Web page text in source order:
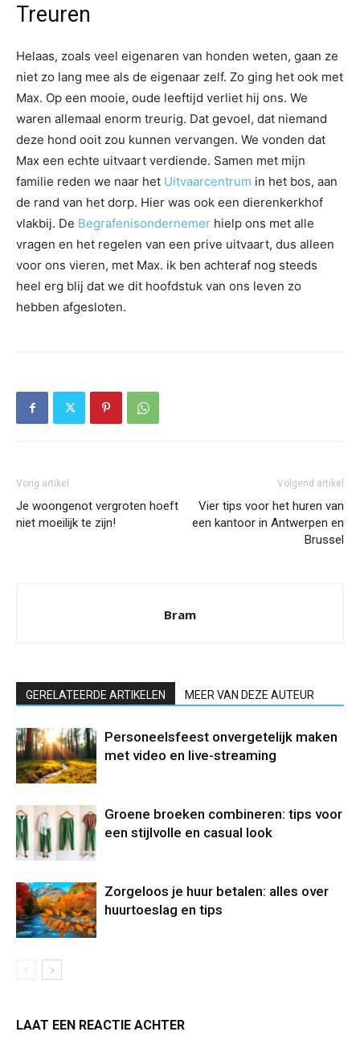
Treuren
Helaas, zoals veel eigenaren van honden weten, gaan ze
niet zo lang mee als de eigenaar zelf. Zo ging het ook met
Max. Op een mooie, oude leeftijd verliet hij ons. We
waren allemaal enorm treurig. Dat gevoel, dat niemand
deze hond ooit zou kunnen vervangen. We vonden dat
Max een echte uitvaart verdiende. Samen met mijn
familie reden we naar het Uitvaarcentrum in het bos, aan
de rand van het dorp. Hier was ook een dierenkerkhof
vlakbij. De Begrafenisondernemer hielp ons met alle
vragen en het regelen van een prive uitvaart, dus alleen
voor ons vieren, met Max. ik ben achteraf nog steeds
heel erg blij dat we dit hoofdstuk van ons leven zo
hebben afgesloten.
Vorig artikel
Je woongenot vergroten hoeft
niet moeilijk te zijn!
Volgend artikel
Vier tips voor het huren van
een kantoor in Antwerpen en
Brussel
Bram
GERELATEERDE ARTIKELEN MEER VAN DEZE AUTEUR
Personeelsfeest onvergetelijk maken
met video en live-streaming
Groene broeken combineren: tips voor
een stijlvolle en casual look
Zorgeloos je huur betalen: alles over
huurtoeslag en tips
LAAT EEN REACTIE ACHTER